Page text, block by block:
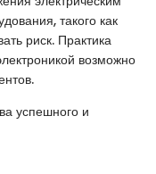
такого как
риск. Практика
возможно
успешного и